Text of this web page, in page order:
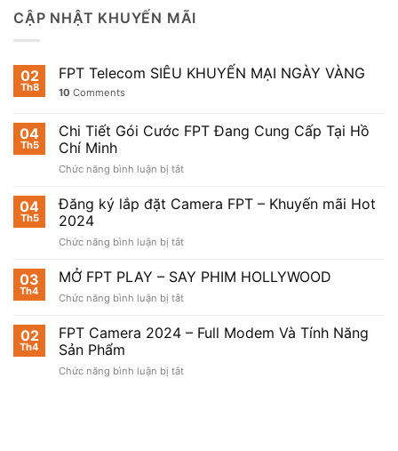
CẬP NHẬT KHUYẾN MÃI
02
Th8
FPT Telecom SIÊU KHUYẾN MẠI NGÀY VÀNG
10 Comments
04
Th5
Chi Tiết Gói Cước FPT Đang Cung Cấp Tại Hồ
Chí Minh
Chức năng bình luận bị tắtở
Gói
FPT
Cung
Tại
Chí
04
Th5
Đăng ký lắp đặt Camera FPT – Khuyến mãi Hot
2024
Chức năng bình luận bị tắtở
ký
lắp
đặt
FPT
mãi
03
Th4
MỞ FPT PLAY – SAY PHIM HOLLYWOOD
Chức năng bình luận bị tắtở
FPT
PLAY
SAY
02
Th4
FPT Camera 2024 – Full Modem Và Tính Năng
Sản Phẩm
Chức năng bình luận bị tắtở